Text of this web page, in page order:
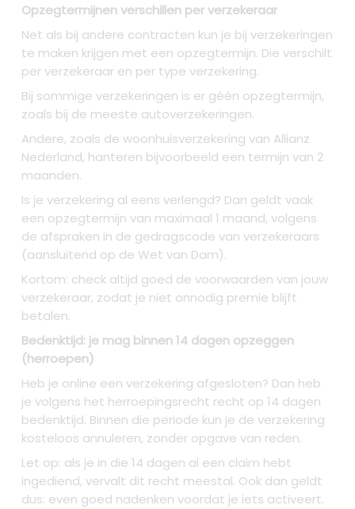
Opzegtermijnen verschillen per verzekeraar
Net als bij andere contracten kun je bij verzekeringen
te maken krijgen met een opzegtermijn. Die verschilt
per verzekeraar en per type verzekering.
Bij sommige verzekeringen is er géén opzegtermijn,
zoals bij de meeste autoverzekeringen.
Andere, zoals de woonhuisverzekering van Allianz
Nederland, hanteren bijvoorbeeld een termijn van 2
maanden.
Is je verzekering al eens verlengd? Dan geldt vaak
een opzegtermijn van maximaal 1 maand, volgens
de afspraken in de gedragscode van verzekeraars
(aansluitend op de Wet van Dam).
Kortom: check altijd goed de voorwaarden van jouw
verzekeraar, zodat je niet onnodig premie blijft
betalen.
Bedenktijd: je mag binnen 14 dagen opzeggen
(herroepen)
Heb je online een verzekering afgesloten? Dan heb
je volgens het herroepingsrecht recht op 14 dagen
bedenktijd. Binnen die periode kun je de verzekering
kosteloos annuleren, zonder opgave van reden.
Let op: als je in die 14 dagen al een claim hebt
ingediend, vervalt dit recht meestal. Ook dan geldt
dus: even goed nadenken voordat je iets activeert.